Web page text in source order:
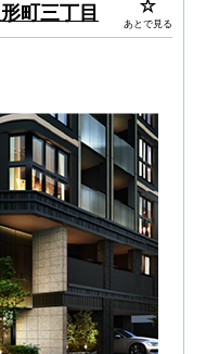
町三丁目 あとで見る